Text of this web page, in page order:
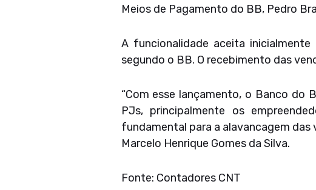
Meios de Pagamento do BB, Pedro
A funcionalidade aceita
segundo o BB. O recebimento das
“Com esse lançamento, o Banco do
PJs, principalmente os
fundamental para a alavancagem das
Marcelo Henrique Gomes da Silva.
Fonte: Contadores CNT